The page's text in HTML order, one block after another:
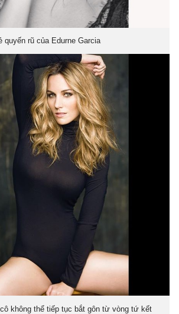
quyến rũ của Edurne Garcia
không thể tiếp tục bắt gôn từ vòng tứ kết